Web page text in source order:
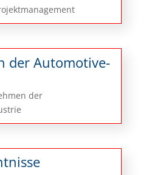
der Automotive-
der